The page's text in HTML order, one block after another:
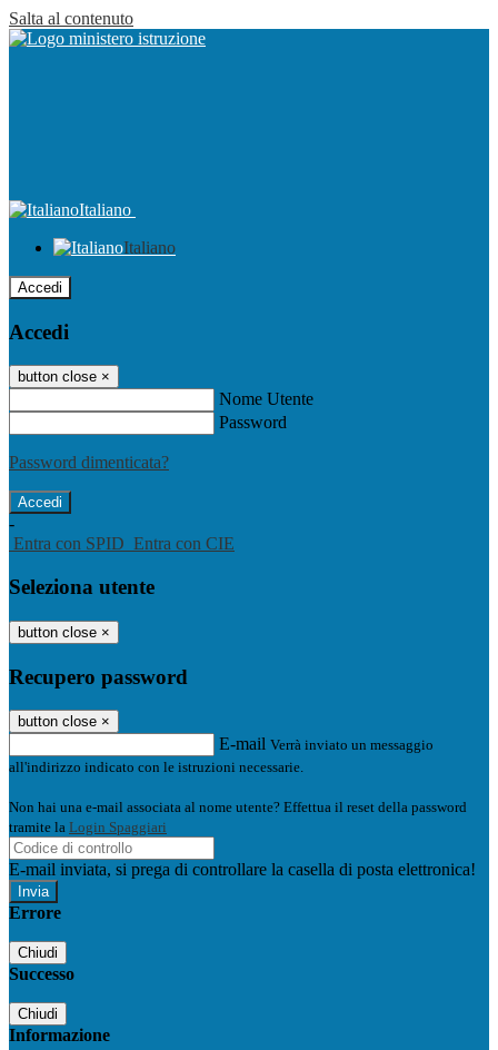
Salta al contenuto
Italiano
Italiano
Accedi
Accedi
button close ×
Nome Utente
Password
Password dimenticata?
-
Entra con SPID Entra con CIE
Seleziona utente
button close ×
Recupero password
button close ×
E-mail Verrà inviato un messaggio
all'indirizzo indicato con le istruzioni necessarie.
Non hai una e-mail associata al nome utente? Effettua il reset della password
tramite la Login Spaggiari
E-mail inviata, si prega di controllare la casella di posta elettronica!
Errore
Chiudi
Successo
Chiudi
Informazione